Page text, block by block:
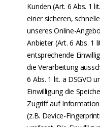
Kunden (Art. 6 Abs. 1
einer sicheren,
unseres Online-
Anbieter (Art. 6 Abs. 1
entsprechende
die Verarbeitung
6 Abs. 1 lit. a DSGVO
Einwilligung die
Zugriff auf
(z.B. Device-